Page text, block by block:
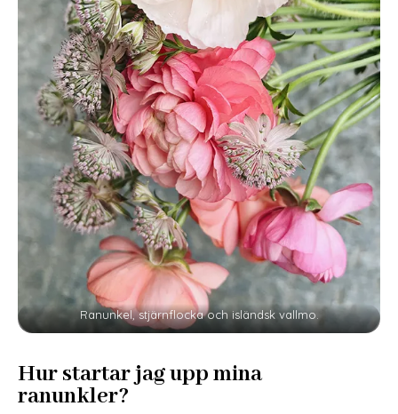
Ranunkel, stjärnflocka och isländsk vallmo.
Hur startar jag upp mina
ranunkler?